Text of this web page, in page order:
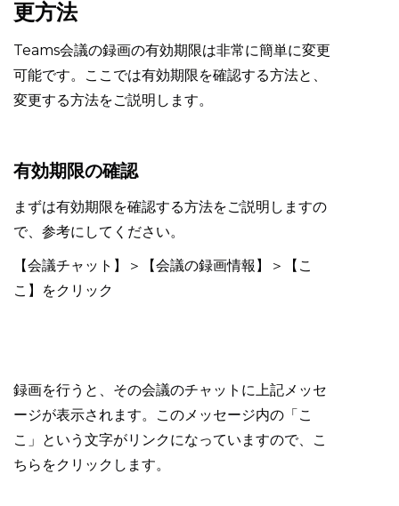
更方法
Teams会議の録画の有効期限は非常に簡単に変更
可能です。ここでは有効期限を確認する方法と、
変更する方法をご説明します。
有効期限の確認
まずは有効期限を確認する方法をご説明しますの
で、参考にしてください。
【会議チャット】＞【会議の録画情報】＞【こ
こ】をクリック
録画を行うと、その会議のチャットに上記メッセ
ージが表示されます。このメッセージ内の「こ
こ」という文字がリンクになっていますので、こ
ちらをクリックします。